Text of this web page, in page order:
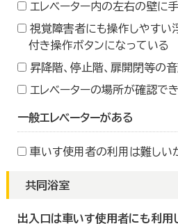
エレベーター内の左右の壁に
視覚障害者にも操作しやすい
付き操作ボタンになっている
昇降階、停止階、扉開閉等の
エレベーターの場所が確認で
一般エレベーターがある
車いす使用者の利用は難しい
共同浴室
出入口は車いす使用者にも利用